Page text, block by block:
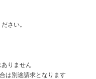
さい。
りません
は別途請求となります